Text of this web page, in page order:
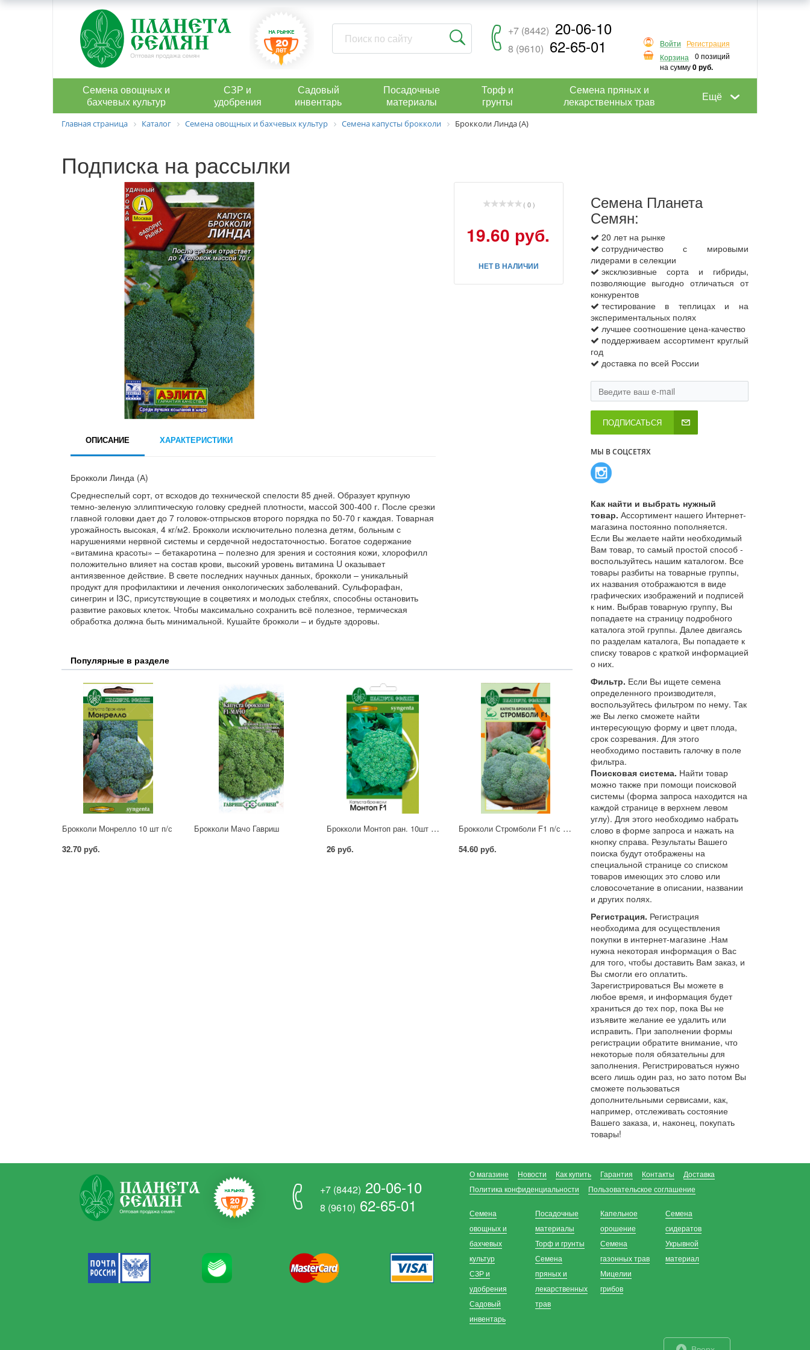
+7 (8442) 20-06-10
8 (9610) 62-65-01 Войти
Регистрация
Корзина
0 позиций
на сумму0 руб.
Семена овощных и
бахчевых культур
СЗР и
удобрения
Садовый
инвентарь
Посадочные
материалы
Торф и
грунты
Семена пряных и
лекарственных трав
Ещё
Главная страница Каталог Семена овощных и бахчевых культур Семена капусты брокколи Брокколи Линда (А)
Подписка на рассылки
( 0 )
19.60 руб.
НЕТ В НАЛИЧИИ
ОПИСАНИЕ ХАРАКТЕРИСТИКИ
Брокколи Линда (А)
Среднеспелый сорт, от всходов до технической спелости 85 дней. Образует крупную
темно-зеленую эллиптическую головку средней плотности, массой 300-400 г. После срезки
главной головки дает до 7 головок-отпрысков второго порядка по 50-70 г каждая. Товарная
урожайность высокая, 4 кг/м2. Брокколи исключительно полезна детям, больным с
нарушениями нервной системы и сердечной недостаточностью. Богатое содержание
«витамина красоты» – бетакаротина – полезно для зрения и состояния кожи, хлорофилл
положительно влияет на состав крови, высокий уровень витамина U оказывает
антиязвенное действие. В свете последних научных данных, брокколи – уникальный
продукт для профилактики и лечения онкологических заболеваний. Сульфорафан,
синегрин и I3С, присутствующие в соцветиях и молодых стеблях, способны остановить
развитие раковых клеток. Чтобы максимально сохранить всё полезное, термическая
обработка должна быть минимальной. Кушайте брокколи – и будьте здоровы.
Популярные в разделе
Брокколи Монрелло 10 шт п/с
32.70 руб.
Брокколи Мачо Гавриш Брокколи Монтоп ран. 10шт п/с
26 руб.
Брокколи Стромболи F1 п/с 10шт ран.
54.60 руб.
Семена Планета
Семян:
20 лет на рынке
сотрудничество с мировыми
лидерами в селекции
эксклюзивные сорта и гибриды,
позволяющие выгодно отличаться от
конкурентов
тестирование в теплицах и на
экспериментальных полях
лучшее соотношение цена-качество
поддерживаем ассортимент круглый
год
доставка по всей России
ПОДПИСАТЬСЯ
МЫ В СОЦСЕТЯХ
Как найти и выбрать нужный
товар. Ассортимент нашего Интернет-
магазина постоянно пополняется.
Если Вы желаете найти необходимый
Вам товар, то самый простой способ -
воспользуйтесь нашим каталогом. Все
товары разбиты на товарные группы,
их названия отображаются в виде
графических изображений и подписей
к ним. Выбрав товарную группу, Вы
попадаете на страницу подробного
каталога этой группы. Далее двигаясь
по разделам каталога, Вы попадаете к
списку товаров с краткой информацией
о них.
Фильтр. Если Вы ищете семена
определенного производителя,
воспользуйтесь фильтром по нему. Так
же Вы легко сможете найти
интересующую форму и цвет плода,
срок созревания. Для этого
необходимо поставить галочку в поле
фильтра.
Поисковая система. Найти товар
можно также при помощи поисковой
системы (форма запроса находится на
каждой странице в верхнем левом
углу). Для этого необходимо набрать
слово в форме запроса и нажать на
кнопку справа. Результаты Вашего
поиска будут отображены на
специальной странице со списком
товаров имеющих это слово или
словосочетание в описании, названии
и других полях.
Регистрация. Регистрация
необходима для осуществления
покупки в интернет-магазине .Нам
нужна некоторая информация о Вас
для того, чтобы доставить Вам заказ, и
Вы смогли его оплатить.
Зарегистрироваться Вы можете в
любое время, и информация будет
храниться до тех пор, пока Вы не
изъявите желание ее удалить или
исправить. При заполнении формы
регистрации обратите внимание, что
некоторые поля обязательны для
заполнения. Регистрироваться нужно
всего лишь один раз, но зато потом Вы
сможете пользоваться
дополнительными сервисами, как,
например, отслеживать состояние
Вашего заказа, и, наконец, покупать
товары!
+7 (8442) 20-06-10
8 (9610) 62-65-01
О магазине Новости Как купить Гарантия Контакты
Доставка
Политика конфиденциальности
Пользовательское соглашение
Семена
овощных и
бахчевых
культур
СЗР и
удобрения
Садовый
инвентарь
Посадочные
материалы
Торф и грунты
Семена
пряных и
лекарственных
трав
Капельное
орошение
Семена
газонных трав
Мицелии
грибов
Семена
сидератов
Укрывной
материал